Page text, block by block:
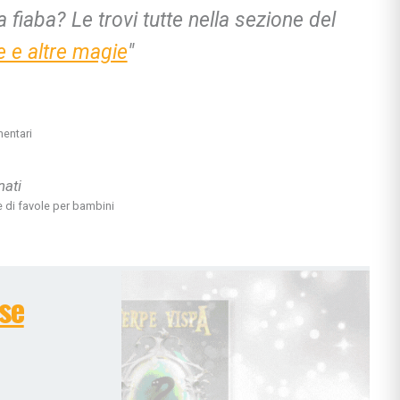
fiaba? Le trovi tutte nella sezione del
e altre magie"
di favole per bambini